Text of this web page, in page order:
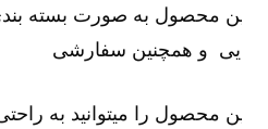
و همچنین سفارشی
محصول را میتوانید به